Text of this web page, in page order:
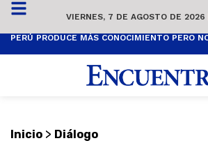
VIERNES, 7 DE AGOSTO DE 2026
Inicio > Diálogo